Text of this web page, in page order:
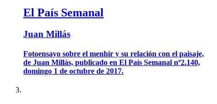
El País Semanal
Juan Millás
Fotoensayo sobre el menhir y su relación con el paisaje,
de Juan Millás, publicado en El País Semanal nº2.140,
domingo 1 de octubre de 2017.